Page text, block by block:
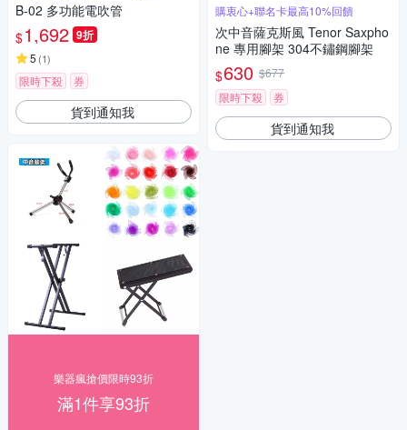
B-02 多功能電吹管
$1,692 9折
5 (1)
限時下殺 券
貨到通知我
樂器瘋搶價限時93折
滿1件享93折
購衷心+聯名卡最高10%回饋
次中音薩克斯風 Tenor Saxpho
ne 專用腳架 304不鏽鋼腳架
$630 $677
限時下殺
券
貨到通知我